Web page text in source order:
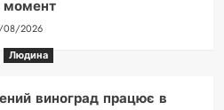
момент
2026
Людина
виноград працює в